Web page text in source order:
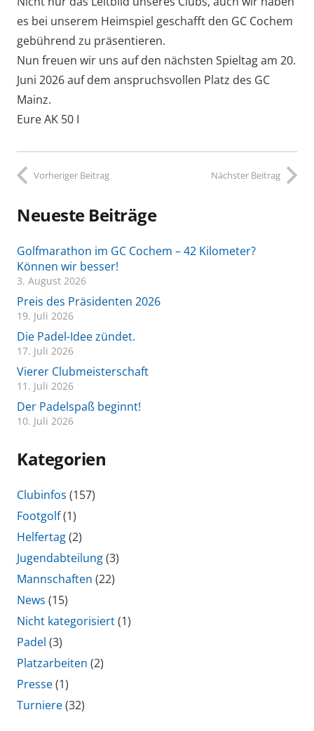
es bei unserem Heimspiel geschafft den GC Cochem
gebührend zu präsentieren.
Nun freuen wir uns auf den nächsten Spieltag am 20.
Juni 2026 auf dem anspruchsvollen Platz des GC
Mainz.
Eure AK 50 I
Vorheriger Beitrag Nächster Beitrag
Neueste Beiträge
Golfmarathon im GC Cochem – 42 Kilometer?
Können wir besser!
3. August 2026
Preis des Präsidenten 2026
19. Juli 2026
Die Padel-Idee zündet.
17. Juli 2026
Vierer Clubmeisterschaft
11. Juli 2026
Der Padelspaß beginnt!
10. Juli 2026
Kategorien
Clubinfos (157)
Footgolf(1)
Helfertag(2)
Jugendabteilung(3)
Mannschaften (22)
News (15)
Nicht kategorisiert(1)
Padel (3)
Platzarbeiten (2)
Presse(1)
Turniere(32)